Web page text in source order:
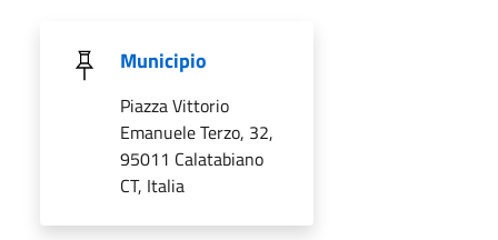
Municipio
Piazza Vittorio
Emanuele Terzo, 32,
95011 Calatabiano
CT, Italia